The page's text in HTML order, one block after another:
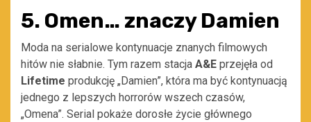
5. Omen… znaczy Damien
Moda na serialowe kontynuacje znanych filmowych
hitów nie słabnie. Tym razem stacja A&E przejęła od
Lifetime produkcję „Damien”, która ma być kontynuacją
jednego z lepszych horrorów wszech czasów,
„Omena”. Serial pokaże dorosłe życie głównego